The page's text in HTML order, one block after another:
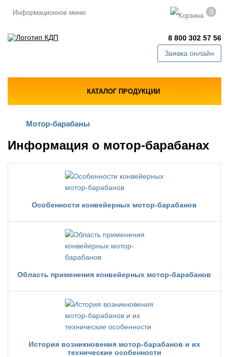
Информационное меню 0
8 800 302 57 56
Заявка онлайн
КАТАЛОГ ПРОДУКЦИИ
Мотор-барабаны
Информация о мотор-барабанах
Особенности конвейерных мотор-барабанов
Область применения конвейерных мотор-барабанов
История возникновения мотор-барабанов и их
технические особенности